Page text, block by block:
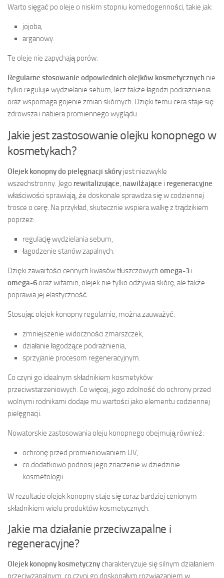
Warto sięgać po oleje o niskim stopniu komedogenności, takie jak:
jojoba,
arganowy.
Te oleje nie zapychają porów.
Regularne stosowanie odpowiednich olejków kosmetycznych nie
tylko reguluje wydzielanie sebum, lecz także łagodzi podrażnienia
oraz wspomaga gojenie zmian skórnych. Dzięki temu cera staje się
zdrowsza i nabiera promiennego wyglądu.
Jakie jest zastosowanie olejku konopnego w
kosmetykach?
Olejek konopny do pielęgnacji skóry jest niezwykle
wszechstronny. Jego rewitalizujące, nawilżające i regeneracyjne
właściwości sprawiają, że doskonale sprawdza się w codziennej
trosce o cerę. Na przykład, skutecznie wspiera walkę z trądzikiem
poprzez:
regulację wydzielania sebum,
łagodzenie stanów zapalnych.
Dzięki zawartości cennych kwasów tłuszczowych omega-3 i
omega-6oraz witamin, olejek nie tylko odżywia skórę, ale także
poprawia jej elastyczność.
Stosując olejek konopny regularnie, można zauważyć:
zmniejszenie widoczności zmarszczek,
działanie łagodzące podrażnienia,
sprzyjanie procesom regeneracyjnym.
Co czyni go idealnym składnikiem kosmetyków
przeciwstarzeniowych. Co więcej, jego zdolność do ochrony przed
wolnymi rodnikami dodaje mu wartości jako elementu codziennej
pielęgnacji.
Nowatorskie zastosowania oleju konopnego obejmują również:
ochronę przed promieniowaniem UV,
co dodatkowo podnosi jego znaczenie w dziedzinie
kosmetologii.
W rezultacie olejek konopny staje się coraz bardziej cenionym
składnikiem wielu produktów kosmetycznych.
Jakie ma działanie przeciwzapalne i
regeneracyjne?
Olejek konopny kosmetycznycharakteryzuje się silnym działaniem
przeciwzapalnym, co czyni go doskonałym rozwiązaniem w